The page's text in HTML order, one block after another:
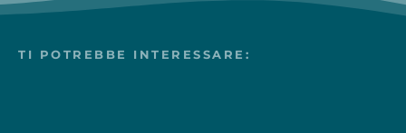
TI POTREBBE INTERESSARE: